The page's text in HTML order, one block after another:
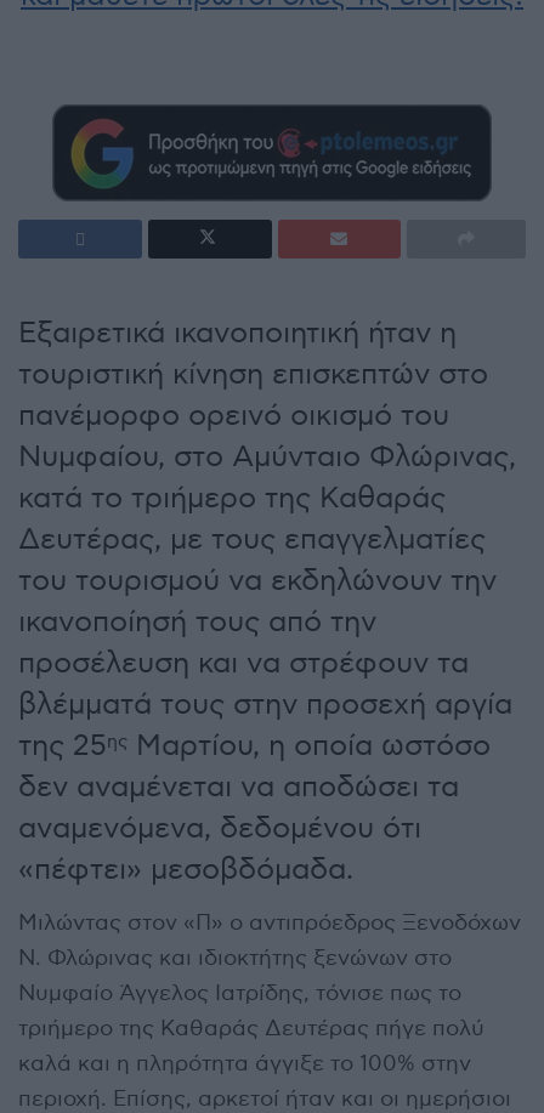
Εξαιρετικά ικανοποιητική ήταν η
τουριστική κίνηση επισκεπτών στο
πανέμορφο ορεινό οικισμό του
Νυμφαίου, στο Αμύνταιο Φλώρινας,
κατά το τριήμερο της Καθαράς
Δευτέρας, με τους επαγγελματίες
του τουρισμού να εκδηλώνουν την
ικανοποίησή τους από την
προσέλευση και να στρέφουν τα
βλέμματά τους στην προσεχή αργία
της 25ης Μαρτίου, η οποία ωστόσο
δεν αναμένεται να αποδώσει τα
αναμενόμενα, δεδομένου ότι
«πέφτει» μεσοβδόμαδα.
Μιλώντας στον «Π» ο αντιπρόεδρος Ξενοδόχων
Ν. Φλώρινας και ιδιοκτήτης ξενώνων στο
Νυμφαίο Άγγελος Ιατρίδης, τόνισε πως το
τριήμερο της Καθαράς Δευτέρας πήγε πολύ
καλά και η πληρότητα άγγιξε το 100% στην
περιοχή. Επίσης, αρκετοί ήταν και οι ημερήσιοι